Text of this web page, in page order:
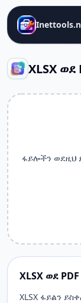
XLSX ወደ
ፋይሎችን ወደዚህ
XLSX ወደ
XLSX ፋይልን